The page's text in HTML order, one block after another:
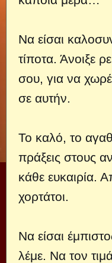
Να είσαι
τίποτα. Άνοιξε
σου, για να
σε αυτήν.
Το καλό, το
πράξεις στους
κάθε ευκαιρία.
χορτάτοι.
Να είσαι
λέμε. Να τον